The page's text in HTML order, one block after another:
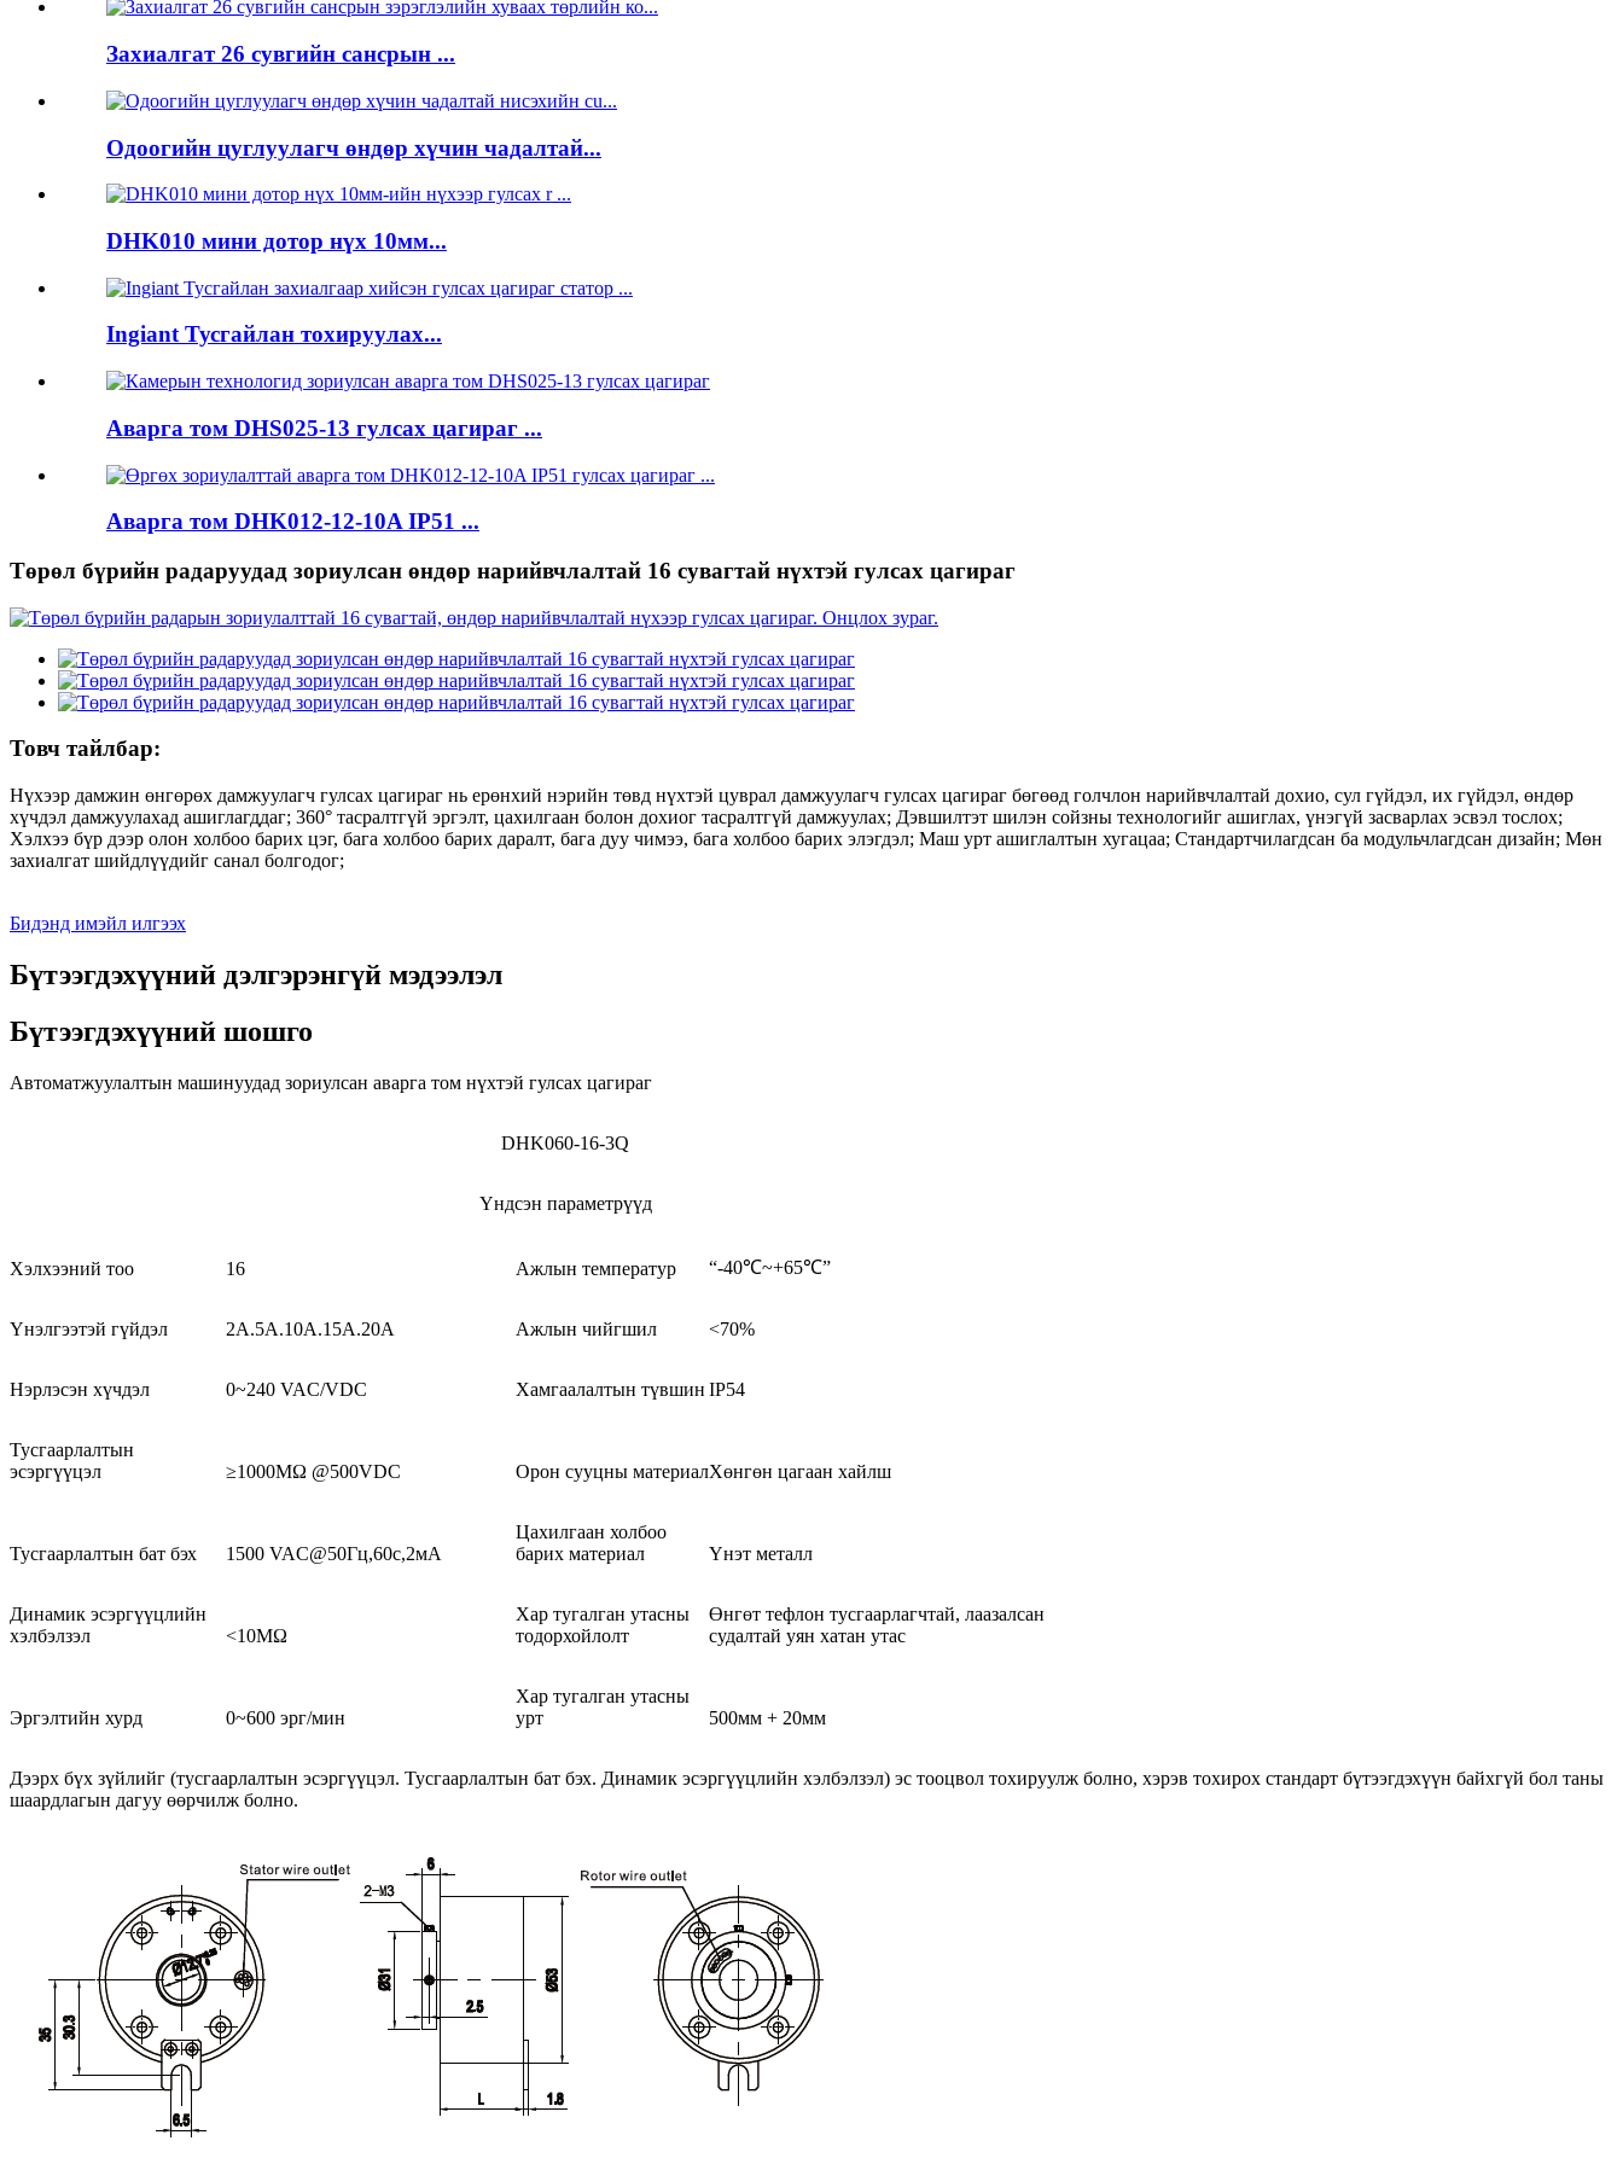
Захиалгат 26 сувгийн сансрын ...
Одоогийн цуглуулагч өндөр хүчин чадалтай...
DHK010 мини дотор нүх 10мм...
Ingiant Тусгайлан тохируулах...
Аварга том DHS025-13 гулсах цагираг ...
Аварга том DHK012-12-10A IP51 ...
Төрөл бүрийн радаруудад зориулсан өндөр нарийвчлалтай 16 сувагтай нүхтэй гулсах цагираг
Товч тайлбар:
Нүхээр дамжин өнгөрөх дамжуулагч гулсах цагираг нь ерөнхий нэрийн төвд нүхтэй цуврал дамжуулагч гулсах цагираг бөгөөд голчлон нарийвчлалтай дохио, сул гүйдэл, их гүйдэл, өндөр
хүчдэл дамжуулахад ашиглагддаг; 360° тасралтгүй эргэлт, цахилгаан болон дохиог тасралтгүй дамжуулах; Дэвшилтэт шилэн сойзны технологийг ашиглах, үнэгүй засварлах эсвэл тослох; ​​
Хэлхээ бүр дээр олон холбоо барих цэг, бага холбоо барих даралт, бага дуу чимээ, бага холбоо барих элэгдэл; Маш урт ашиглалтын хугацаа; Стандартчилагдсан ба модульчлагдсан дизайн; Мөн
захиалгат шийдлүүдийг санал болгодог;
Бидэнд имэйл илгээх
Бүтээгдэхүүний дэлгэрэнгүй мэдээлэл
Бүтээгдэхүүний шошго
Автоматжуулалтын машинуудад зориулсан аварга том нүхтэй гулсах цагираг
DHK060-16-3Q
Үндсэн параметрүүд
Хэлхээний тоо 16 Ажлын температур “-40℃~+65℃”
Үнэлгээтэй гүйдэл 2A.5A.10A.15A.20A Ажлын чийгшил <70%
Нэрлэсэн хүчдэл 0~240 VAC/VDC Хамгаалалтын түвшин IP54
Тусгаарлалтын
эсэргүүцэл
≥1000MΩ @500VDC Орон сууцны материалХөнгөн цагаан хайлш
Тусгаарлалтын бат бэх 1500 VAC@50Гц,60с,2мА
Цахилгаан холбоо
барих материал
Үнэт металл
Динамик эсэргүүцлийн
хэлбэлзэл
<10MΩ
Хар тугалган утасны
тодорхойлолт
Өнгөт тефлон тусгаарлагчтай, лаазалсан
судалтай уян хатан утас
Эргэлтийн хурд 0~600 эрг/мин
Хар тугалган утасны
урт
500мм + 20мм
Дээрх бүх зүйлийг (тусгаарлалтын эсэргүүцэл. Тусгаарлалтын бат бэх. Динамик эсэргүүцлийн хэлбэлзэл) эс тооцвол тохируулж болно, хэрэв тохирох стандарт бүтээгдэхүүн байхгүй бол таны
шаардлагын дагуу өөрчилж болно.